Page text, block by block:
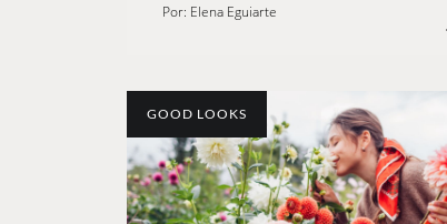
Por: Elena Eguiarte
GOOD LOOKS